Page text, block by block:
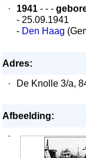
·
1941 - - -
- 25.09.1941
- Den Haag
Adres:
·
De Knolle 3/a,
Afbeelding:
·